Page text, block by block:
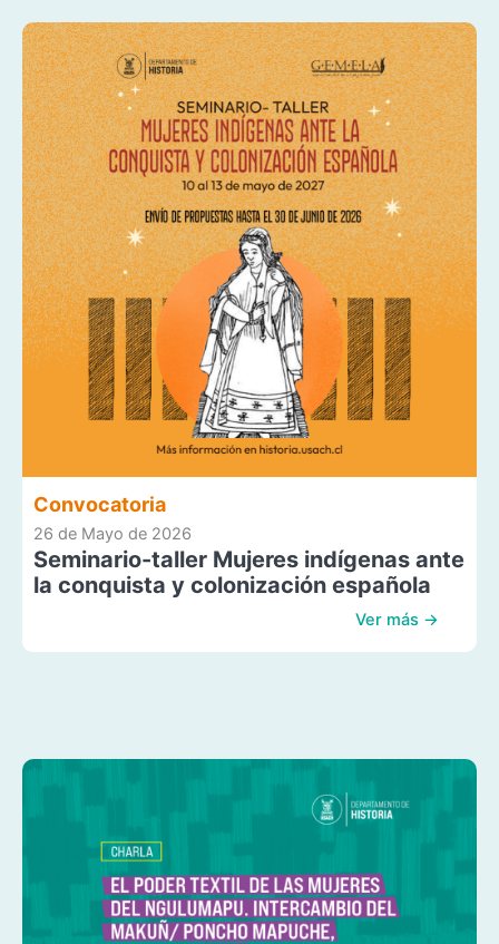
Convocatoria
26 de Mayo de 2026
Seminario-taller Mujeres indígenas ante
la conquista y colonización española
Ver más →